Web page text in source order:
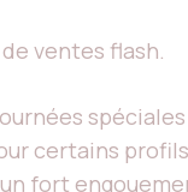
ventes flash.
certains
fort